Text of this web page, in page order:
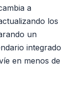
a
los
un
integrado
en menos de